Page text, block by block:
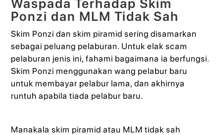
Waspada Terhadap Skim
Ponzi dan MLM Tidak Sah
Skim Ponzi dan skim piramid sering disamarkan
sebagai peluang pelaburan. Untuk elak scam
pelaburan jenis ini, fahami bagaimana ia berfungsi.
Skim Ponzi menggunakan wang pelabur baru
untuk membayar pelabur lama, dan akhirnya
runtuh apabila tiada pelabur baru.
Manakala skim piramid atau MLM tidak sah